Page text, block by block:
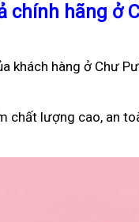
chính hãng ở
khách hàng ở Chư
chất lượng cao, an